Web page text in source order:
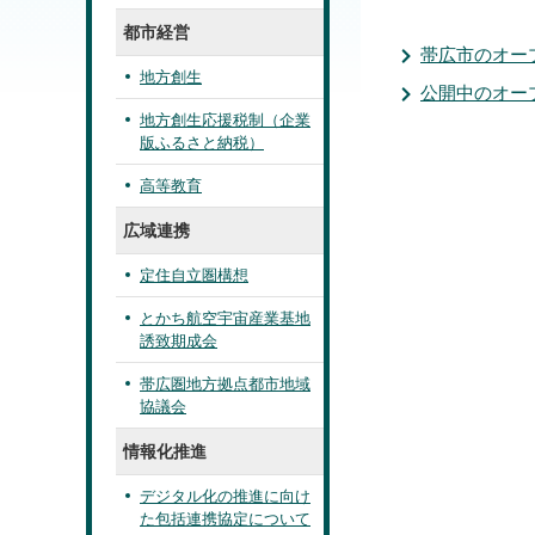
帯広市のオー
公開中のオー
都市経営
地方創生
地方創生応援税制（企業
版ふるさと納税）
高等教育
広域連携
定住自立圏構想
とかち航空宇宙産業基地
誘致期成会
帯広圏地方拠点都市地域
協議会
情報化推進
デジタル化の推進に向け
た包括連携協定について